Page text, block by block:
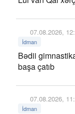
07.08.2026,
İdman
Bədii
başa çatıb
07.08.2026,
İdman